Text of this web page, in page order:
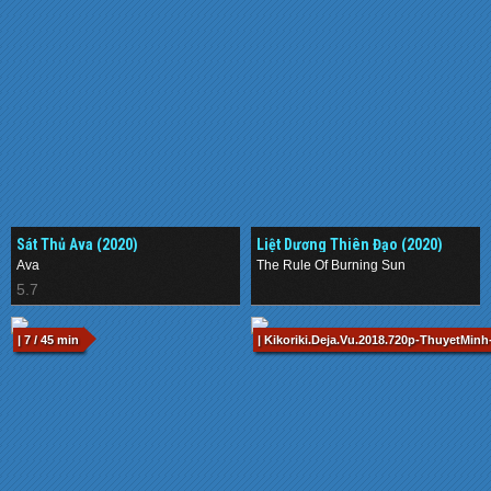
Sát Thủ Ava (2020)
Ava
5.7
Liệt Dương Thiên Đạo (2020)
The Rule Of Burning Sun
| 7 / 45 min | Kikoriki.Deja.Vu.2018.720p-